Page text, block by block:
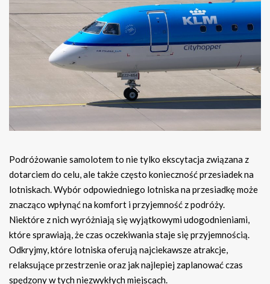
Podróżowanie samolotem to nie tylko ekscytacja związana z
dotarciem do celu, ale także często konieczność przesiadek na
lotniskach. Wybór odpowiedniego lotniska na przesiadkę może
znacząco wpłynąć na komfort i przyjemność z podróży.
Niektóre z nich wyróżniają się wyjątkowymi udogodnieniami,
które sprawiają, że czas oczekiwania staje się przyjemnością.
Odkryjmy, które lotniska oferują najciekawsze atrakcje,
relaksujące przestrzenie oraz jak najlepiej zaplanować czas
spędzony w tych niezwykłych miejscach.